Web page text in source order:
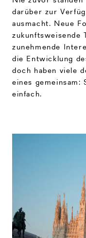
darüber zur
ausmacht. Neue
zukunftsweisende
zunehmende
die Entwicklung
doch haben viele
eines gemeinsam:
einfach.